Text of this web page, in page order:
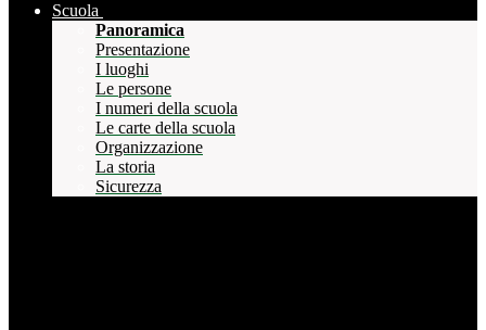
Scuola
Panoramica
Presentazione
I luoghi
Le persone
I numeri della scuola
Le carte della scuola
Organizzazione
La storia
Sicurezza